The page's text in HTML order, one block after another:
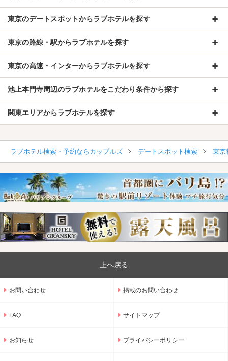
東京のデートスポットからラブホテルを探す
東京の路線・駅からラブホテルを探す
東京の高速・インターからラブホテルを探す
池上本門寺周辺のラブホテルをこだわり条件から探す
関東エリアからラブホテルを探す
ラブホテル検索・予約ならカップルズ デートスポット検索 東京
上へ戻る
お問い合わせ 掲載のお問い合わせ
FAQ サイトマップ
お知らせ プライバシーポリシー